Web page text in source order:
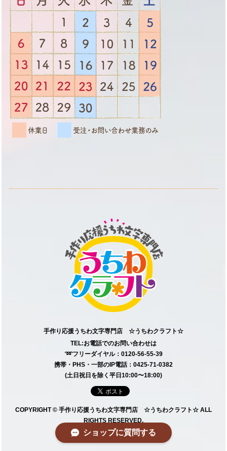
手作り応援うちわ文字専門店 ☆うちわクラフト☆
TEL:お電話でのお問い合わせは
➿フリーダイヤル：0120-56-55-39
携帯・PHS・一部のIP電話：0425-71-0382
(土日祝日を除く平日10:00〜18:00)
COPYRIGHT © 手作り応援うちわ文字専門店 ☆うちわクラフト☆ ALL
RIGHTS RESERVED.
ショップに質問する